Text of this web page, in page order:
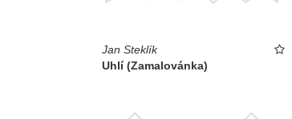
Jan Steklík
Uhlí (Zamalovánka)